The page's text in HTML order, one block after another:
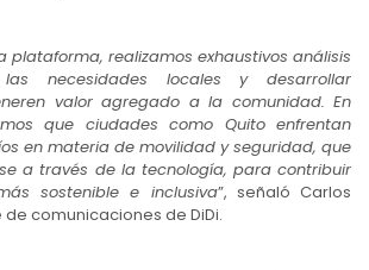
plataforma, realizamos exhaustivos análisis
necesidades locales y desarrollar
valor agregado a la comunidad. En
que ciudades como Quito enfrentan
en materia de movilidad y seguridad, que
a través de la tecnología, para contribuir
sostenible e inclusiva”, señaló Carlos
comunicaciones de DiDi.